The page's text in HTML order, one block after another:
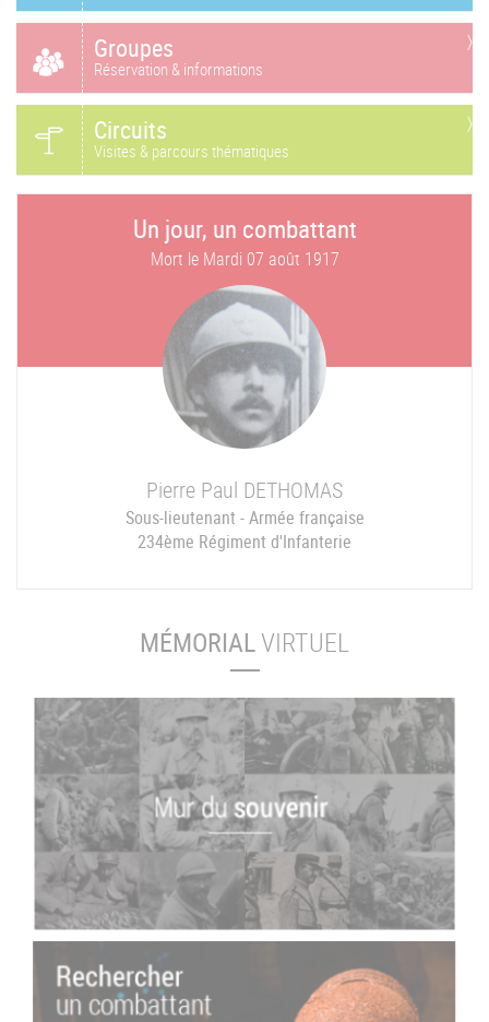
Groupes
Réservation & informations
Circuits
Visites & parcours thématiques
Un jour, un combattant
Mort le Mardi 07 août 1917
Pierre Paul DETHOMAS
Sous-lieutenant - Armée française
234ème Régiment d'Infanterie
MÉMORIALVIRTUEL